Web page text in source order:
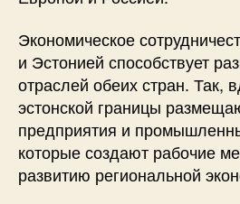
Экономическое
и Эстонией способствует
отраслей обеих стран. Так,
эстонской границы
предприятия и
которые создают рабочие
развитию региональной